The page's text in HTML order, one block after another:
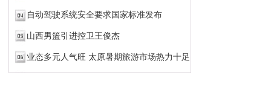
自动驾驶系统安全要求国家标准发布
山西男篮引进控卫王俊杰
业态多元人气旺 太原暑期旅游市场热力十足